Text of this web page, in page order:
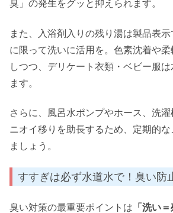
臭」の発生をグッと抑えられます。
また、入浴剤入りの残り湯は製品表
に限って洗いに活用を。色素沈着や
しつつ、デリケート衣類・ベビー服
ます。
さらに、風呂水ポンプやホース、洗
ニオイ移りを助長するため、定期的
ましょう。
すすぎは必ず水道水で！臭い防
臭い対策の最重要ポイントは 「洗い